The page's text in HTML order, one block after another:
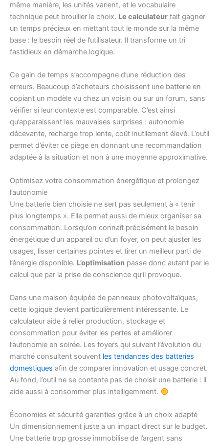
même manière, les unités varient, et le vocabulaire
technique peut brouiller le choix. Le calculateur fait gagner
un temps précieux en mettant tout le monde sur la même
base : le besoin réel de l’utilisateur. Il transforme un tri
fastidieux en démarche logique.
Ce gain de temps s’accompagne d’une réduction des
erreurs. Beaucoup d’acheteurs choisissent une batterie en
copiant un modèle vu chez un voisin ou sur un forum, sans
vérifier si leur contexte est comparable. C’est ainsi
qu’apparaissent les mauvaises surprises : autonomie
décevante, recharge trop lente, coût inutilement élevé. L’outil
permet d’éviter ce piège en donnant une recommandation
adaptée à la situation et non à une moyenne approximative.
Optimisez votre consommation énergétique et prolongez
l’autonomie
Une batterie bien choisie ne sert pas seulement à « tenir
plus longtemps ». Elle permet aussi de mieux organiser sa
consommation. Lorsqu’on connaît précisément le besoin
énergétique d’un appareil ou d’un foyer, on peut ajuster les
usages, lisser certaines pointes et tirer un meilleur parti de
l’énergie disponible. L’optimisation passe donc autant par le
calcul que par la prise de conscience qu’il provoque.
Dans une maison équipée de panneaux photovoltaïques,
cette logique devient particulièrement intéressante. Le
calculateur aide à relier production, stockage et
consommation pour éviter les pertes et améliorer
l’autonomie en soirée. Les foyers qui suivent l’évolution du
marché consultent souvent les tendances des batteries
domestiques afin de comparer innovation et usage concret.
Au fond, l’outil ne se contente pas de choisir une batterie : il
aide aussi à consommer plus intelligemment.
Économies et sécurité garanties grâce à un choix adapté
Un dimensionnement juste a un impact direct sur le budget.
Une batterie trop grosse immobilise de l’argent sans